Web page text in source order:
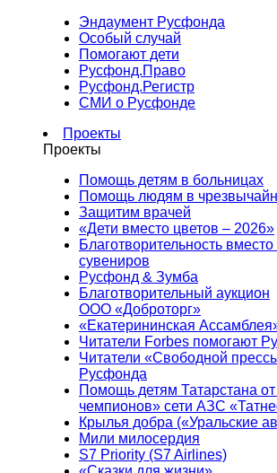
Эндаумент Русфонда
Особый случай
Помогают дети
Русфонд.Право
Русфонд.Регистр
СМИ о Русфонде
Проекты
Проекты
Помощь детям в больницах
Помощь людям в
Защитим врачей
«Дети вместо цветов – 2026»
Благотворительность
сувениров
Русфонд & Зумба
Благотворительный аукцион
ООО «Доброторг»
«Екатерининская
Читатели Forbes помогают
Читатели «Свободной
Русфонда
Помощь детям Татарстана
чемпионов» сети АЗС
Крылья добра («Уральские
Мили милосердия
S7 Priority (S7 Airlines)